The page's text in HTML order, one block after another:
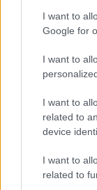
I want to
Google for
I want to
I want to
related to
device
I want to
related to
a